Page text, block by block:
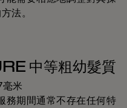
法。
中等粗幼髮質
米
務期間通常不存在任何特